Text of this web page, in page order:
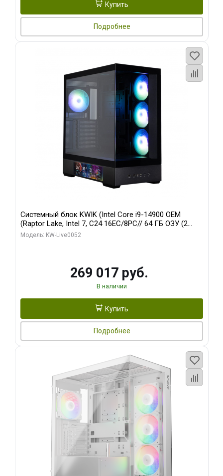
Купить
Подробнее
Системный блок KWIK (Intel Core i9-14900 OEM
(Raptor Lake, Intel 7, C24 16EC/8PC// 64 ГБ ОЗУ (2
модуля)/ Palit RTX5080 GAMINGPRO OC 16GB GDDR7
Модель: KW-Live0052
269 017 руб.
В наличии
Купить
Подробнее